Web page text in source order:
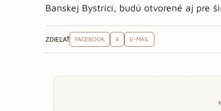
Banskej Bystrici, budú otvorené aj pre
ZDIEĽAŤ FACEBOOK X E-MAIL